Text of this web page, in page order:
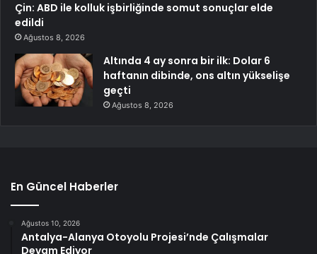
Çin: ABD ile kolluk işbirliğinde somut sonuçlar elde
edildi
Ağustos 8, 2026
Altında 4 ay sonra bir ilk: Dolar 6
haftanın dibinde, ons altın yükselişe
geçti
Ağustos 8, 2026
En Güncel Haberler
Ağustos 10, 2026
Antalya-Alanya Otoyolu Projesi’nde Çalışmalar
Devam Ediyor